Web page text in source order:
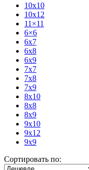
10x10
10x12
11×11
6×6
6x7
6x8
6x9
7x7
7x8
7x9
8x10
8x8
8x9
9x10
9x12
9x9
Сортировать по: